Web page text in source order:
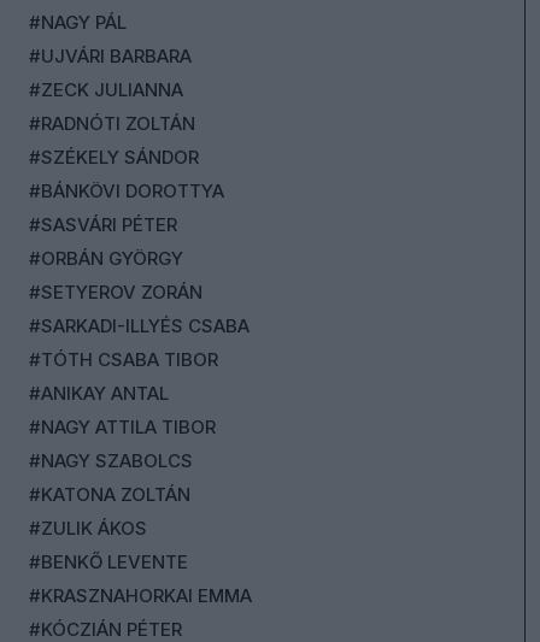
#NAGY PÁL
#UJVÁRI BARBARA
#ZECK JULIANNA
#RADNÓTI ZOLTÁN
#SZÉKELY SÁNDOR
#BÁNKÖVI DOROTTYA
#SASVÁRI PÉTER
#ORBÁN GYÖRGY
#SETYEROV ZORÁN
#SARKADI-ILLYÉS CSABA
#TÓTH CSABA TIBOR
#ANIKAY ANTAL
#NAGY ATTILA TIBOR
#NAGY SZABOLCS
#KATONA ZOLTÁN
#ZULIK ÁKOS
#BENKŐ LEVENTE
#KRASZNAHORKAI EMMA
#KÓCZIÁN PÉTER